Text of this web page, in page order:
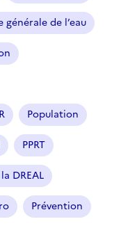
générale de l’eau
Population
PPRT
DREAL
Prévention